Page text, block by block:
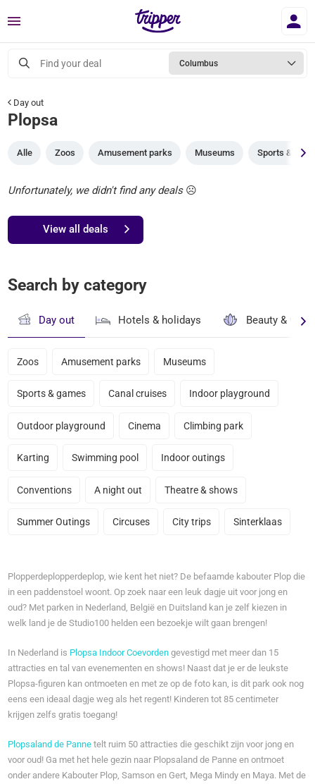
Menu
Find your deal Columbus
Day out
Plopsa
Alle Zoos Amusement parks Museums Sports &
Unfortunately, we didn't find any deals☹️
View all deals
Search by category
Day out Hotels & holidays Beauty &
Zoos Amusement parks Museums
Sports & games Canal cruises Indoor playground
Outdoor playground Cinema Climbing park
Karting Swimming pool Indoor outings
Conventions A night out Theatre & shows
Summer Outings Circuses City trips Sinterklaas
Plopperdeplopperdeplop, wie kent het niet? De befaamde kabouter Plop die
in een paddenstoel woont. Op zoek naar een leuk dagje uit voor jong en
oud? Met parken in Nederland, België en Duitsland kan je zelf kiezen in
welk land je de Studio100 helden een bezoekje wilt gaan brengen!
In Nederland is Plopsa Indoor Coevorden gevestigd met meer dan 15
attracties en tal van evenementen en shows! Naast dat je er de leukste
Plopsa-figuren kan ontmoeten en met ze op de foto kan, is dit park ook nog
eens een ideaal dagje weg als het regent! Kinderen tot 85 centimeter
krijgen zelfs gratis toegang!
Plopsaland de Panne telt ruim 50 attracties die geschikt zijn voor jong en
voor oud! Ga met het hele gezin naar Plopsaland de Panne en ontmoet
onder andere Kabouter Plop, Samson en Gert, Mega Mindy en Maya. Met de